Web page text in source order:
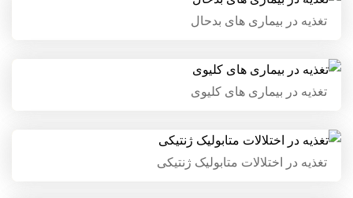
تغذیه در بیماری های بدحال
تغذیه در بیماری های بدحال
تغذیه در بیماری های کلیوی
تغذیه در بیماری های کلیوی
تغذیه در اختلالات متابولیک ژنتیکی
تغذیه در اختلالات متابولیک
ژنتیکی